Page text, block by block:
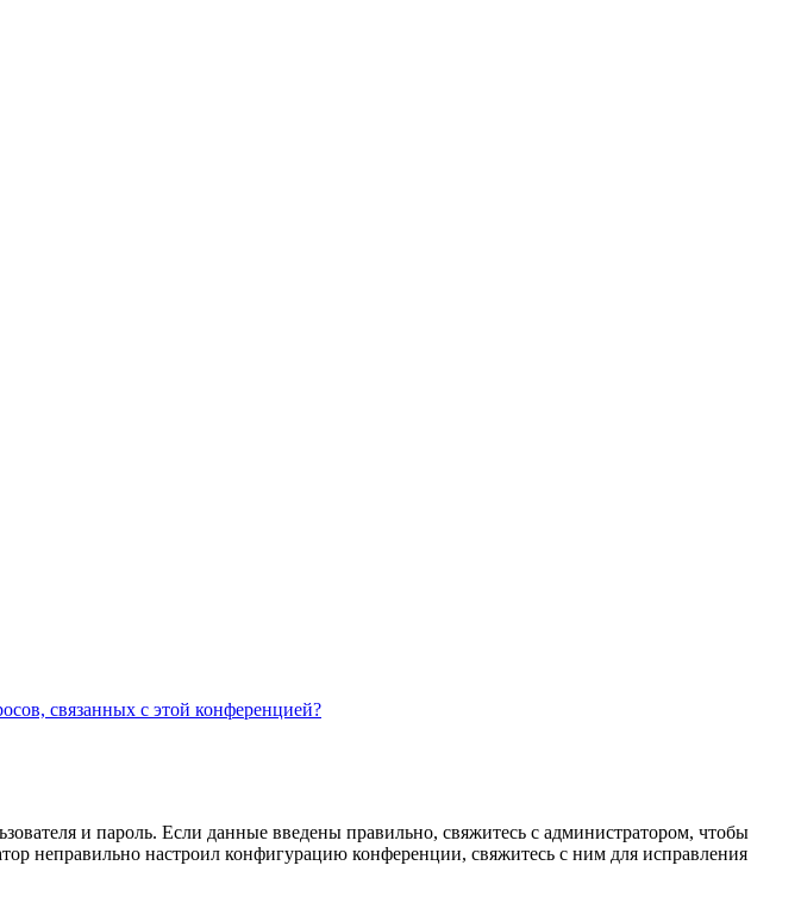
связанных с этой конференцией?
и пароль. Если данные введены правильно, свяжитесь с администратором, чтобы
неправильно настроил конфигурацию конференции, свяжитесь с ним для исправления